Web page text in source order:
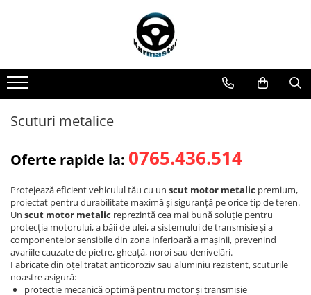
Accesorii carlige de remorcare
Accesorii cutii portbagaj
Amortizoare osie remorci
Cuple remorci
Saboti frana remorci
Carlige de remorcare
Carlige Alfa Romeo
Carlige Alpine
Carlige Audi
Scuturi metalice
Oferte rapide la: 0765.436.514
Protejează eficient vehiculul tău cu un scut motor metalic premium,
proiectat pentru durabilitate maximă şi siguranţă pe orice tip de teren.
Un scut motor metalic reprezintă cea mai bună soluţie pentru
protecţia motorului, a băii de ulei, a sistemului de transmisie şi a
componentelor sensibile din zona inferioară a maşinii, prevenind
avariile cauzate de pietre, gheaţă, noroi sau denivelări.
Fabricate din oţel tratat anticoroziv sau aluminiu rezistent, scuturile
noastre asigură:
protecţie mecanică optimă pentru motor şi transmisie